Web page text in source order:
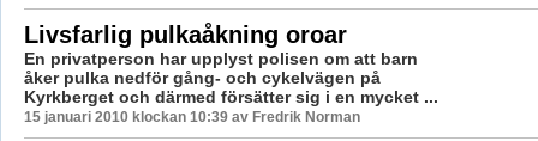
Livsfarlig pulkaåkning oroar
En privatperson har upplyst polisen om att barn
åker pulka nedför gång- och cykelvägen på
Kyrkberget och därmed försätter sig i en mycket ...
15 januari 2010 klockan 10:39 av Fredrik Norman